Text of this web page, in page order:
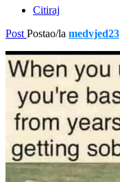
Citiraj
Post Postao/la medvjed23